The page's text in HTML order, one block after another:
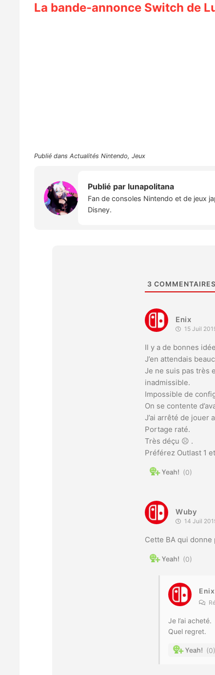
La bande-annonce Switch de
Publié dans Actualités Nintendo, Jeux
Publié par lunapolitana
Fan de consoles Nintendo et de jeux
Disney.
3 COMMENTAIRES
Enix
15 Juil
Il y a de bonnes
J’en attendais
Je ne suis pas très
inadmissible.
Impossible de
On se contente
J’ai arrêté de jouer
Portage raté.
Très déçu ☹️ .
Préférez Outlast 1
0
Wuby
14 Juil
Cette BA qui donne
0
Enix
Je l’ai acheté.
Quel regret.
0